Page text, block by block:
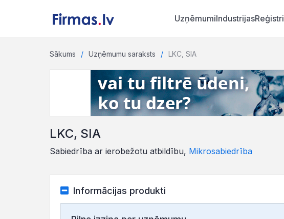
UzņēmumiIndustrijasReģistri
Sākums Uzņēmumu saraksts LKC, SIA
LKC, SIA
Sabiedrība ar ierobežotu atbildību, Mikrosabiedrība
Informācijas produkti